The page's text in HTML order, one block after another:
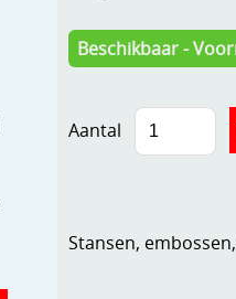
Beschikbaar -
Aantal
Stansen,